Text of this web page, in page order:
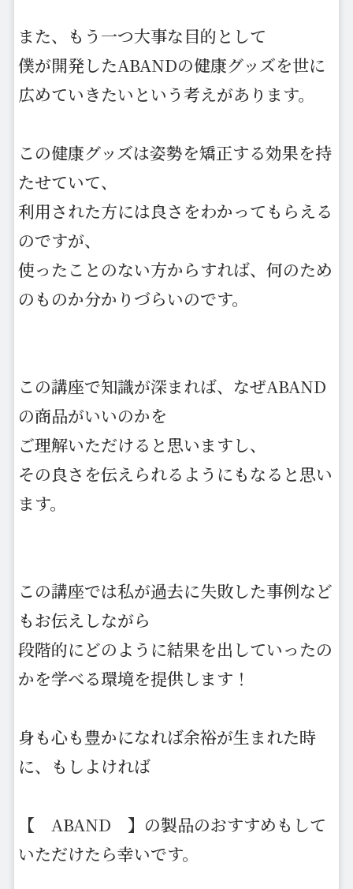
また、もう一つ大事な目的として
僕が開発したABANDの健康グッズを世に
広めていきたいという考えがあります。
この健康グッズは姿勢を矯正する効果を持
たせていて、
利用された方には良さをわかってもらえる
のですが、
使ったことのない方からすれば、何のため
のものか分かりづらいのです。
この講座で知識が深まれば、なぜABAND
の商品がいいのかを
ご理解いただけると思いますし、
その良さを伝えられるようにもなると思い
ます。
この講座では私が過去に失敗した事例など
もお伝えしながら
段階的にどのように結果を出していったの
かを学べる環境を提供します！
身も心も豊かになれば余裕が生まれた時
に、もしよければ
【 ABAND 】の製品のおすすめもして
いただけたら幸いです。